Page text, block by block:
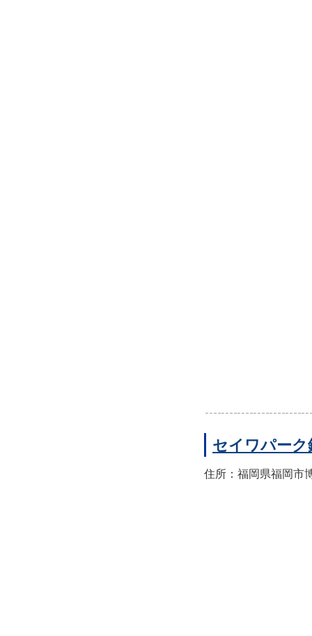
セイワパーク
住所：福岡県福岡市